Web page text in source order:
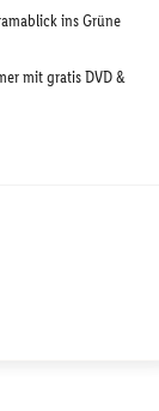
ins Grüne
mit gratis DVD &